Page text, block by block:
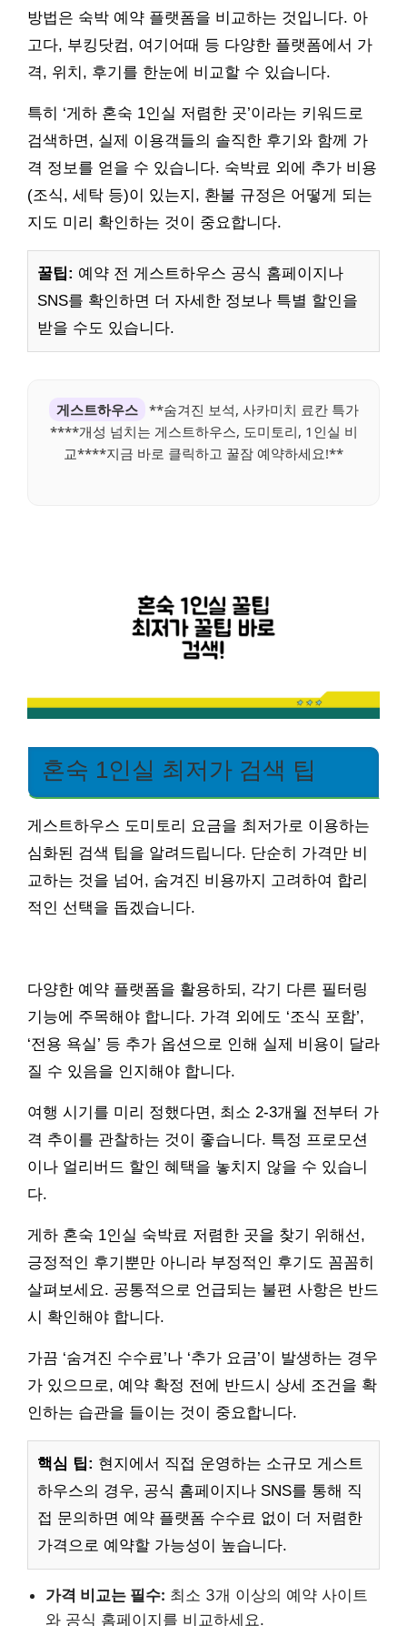
방법은 숙박 예약 플랫폼을 비교하는 것입니다. 아
고다, 부킹닷컴, 여기어때 등 다양한 플랫폼에서 가
격, 위치, 후기를 한눈에 비교할 수 있습니다.
특히 ‘게하 혼숙 1인실 저렴한 곳’이라는 키워드로
검색하면, 실제 이용객들의 솔직한 후기와 함께 가
격 정보를 얻을 수 있습니다. 숙박료 외에 추가 비용
(조식, 세탁 등)이 있는지, 환불 규정은 어떻게 되는
지도 미리 확인하는 것이 중요합니다.
꿀팁: 예약 전 게스트하우스 공식 홈페이지나
SNS를 확인하면 더 자세한 정보나 특별 할인을
받을 수도 있습니다.
게스트하우스
**숨겨진 보석, 사카미치 료칸 특가
****개성 넘치는 게스트하우스, 도미토리, 1인실 비
교****지금 바로 클릭하고 꿀잠 예약하세요!**
혼숙 1인실 최저가 검색 팁
게스트하우스 도미토리 요금을 최저가로 이용하는
심화된 검색 팁을 알려드립니다. 단순히 가격만 비
교하는 것을 넘어, 숨겨진 비용까지 고려하여 합리
적인 선택을 돕겠습니다.
다양한 예약 플랫폼을 활용하되, 각기 다른 필터링
기능에 주목해야 합니다. 가격 외에도 ‘조식 포함’,
‘전용 욕실’ 등 추가 옵션으로 인해 실제 비용이 달라
질 수 있음을 인지해야 합니다.
여행 시기를 미리 정했다면, 최소 2-3개월 전부터 가
격 추이를 관찰하는 것이 좋습니다. 특정 프로모션
이나 얼리버드 할인 혜택을 놓치지 않을 수 있습니
다.
게하 혼숙 1인실 숙박료 저렴한 곳을 찾기 위해선,
긍정적인 후기뿐만 아니라 부정적인 후기도 꼼꼼히
살펴보세요. 공통적으로 언급되는 불편 사항은 반드
시 확인해야 합니다.
가끔 ‘숨겨진 수수료’나 ‘추가 요금’이 발생하는 경우
가 있으므로, 예약 확정 전에 반드시 상세 조건을 확
인하는 습관을 들이는 것이 중요합니다.
핵심 팁: 현지에서 직접 운영하는 소규모 게스트
하우스의 경우, 공식 홈페이지나 SNS를 통해 직
접 문의하면 예약 플랫폼 수수료 없이 더 저렴한
가격으로 예약할 가능성이 높습니다.
가격 비교는 필수: 최소 3개 이상의 예약 사이트
와 공식 홈페이지를 비교하세요.